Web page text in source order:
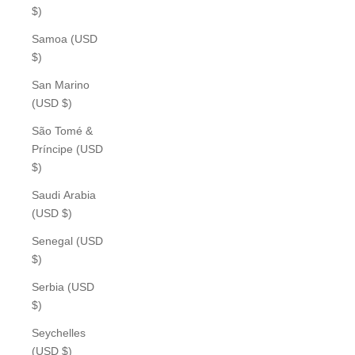
$)
Samoa (USD
$)
San Marino
(USD $)
São Tomé &
Príncipe (USD
$)
Saudi Arabia
(USD $)
Senegal (USD
$)
Serbia (USD
$)
Seychelles
(USD $)